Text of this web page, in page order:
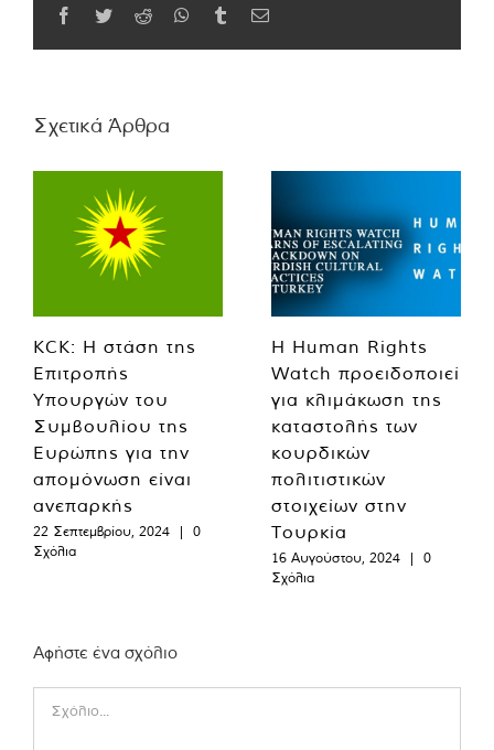
Facebook
TwitterReddit WhatsApp
TumblrEmail
Σχετικά Άρθρα
KCK: Η στάση της
Επιτροπής
Υπουργών του
Συμβουλίου της
Ευρώπης για την
απομόνωση είναι
ανεπαρκής
22 Σεπτεμβρίου, 2024 |
0
Σχόλια
Η Human Rights
Watch προειδοποιεί
για κλιμάκωση της
καταστολής των
κουρδικών
πολιτιστικών
στοιχείων στην
Τουρκία
16 Αυγούστου, 2024 |
0
Σχόλια
Αφήστε ένα σχόλιο